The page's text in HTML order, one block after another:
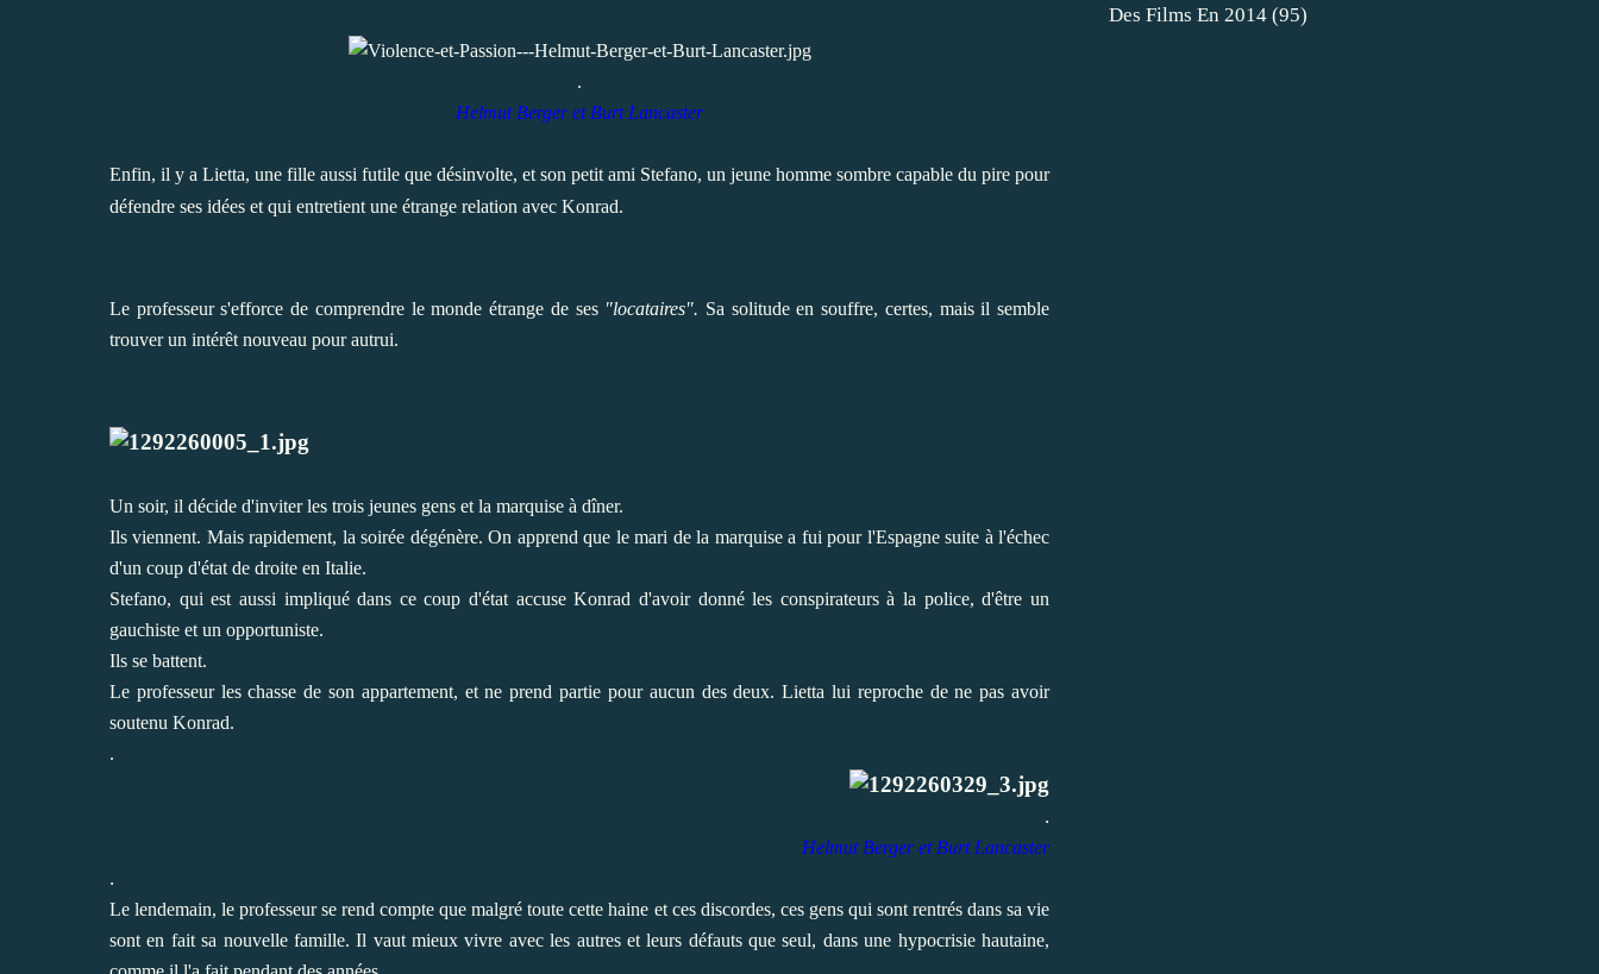
.
Helmut Berger et Burt Lancaster
Enfin, il y a Lietta, une fille aussi futile que désinvolte, et son petit ami Stefano, un jeune homme sombre capable du pire pour
défendre ses idées et qui entretient une étrange relation avec Konrad.
Le professeur s'efforce de comprendre le monde étrange de ses "locataires". Sa solitude en souffre, certes, mais il semble
trouver un intérêt nouveau pour autrui.
Un soir, il décide d'inviter les trois jeunes gens et la marquise à dîner.
Ils viennent. Mais rapidement, la soirée dégénère. On apprend que le mari de la marquise a fui pour l'Espagne suite à l'échec
d'un coup d'état de droite en Italie.
Stefano, qui est aussi impliqué dans ce coup d'état accuse Konrad d'avoir donné les conspirateurs à la police, d'être un
gauchiste et un opportuniste.
Ils se battent.
Le professeur les chasse de son appartement, et ne prend partie pour aucun des deux. Lietta lui reproche de ne pas avoir
soutenu Konrad.
.
.
Helmut Berger et Burt Lancaster
.
Le lendemain, le professeur se rend compte que malgré toute cette haine et ces discordes, ces gens qui sont rentrés dans sa vie
sont en fait sa nouvelle famille. Il vaut mieux vivre avec les autres et leurs défauts que seul, dans une hypocrisie hautaine,
Des Films En 2014 (95)